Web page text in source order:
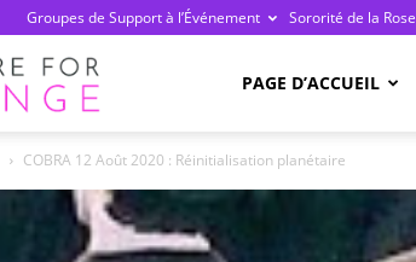
Groupes de Support à l’Événement Sororité de la Rose
PAGE D’ACCUEIL
COBRA 12 Août 2020 : Réinitialisation planétaire